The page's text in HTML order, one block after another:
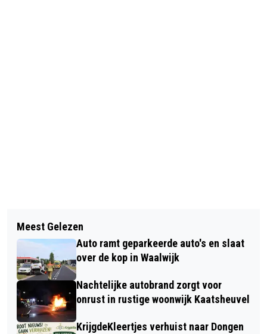
100.000 EURO UITGELOOFD VOOR
GOUDEN TIP IN COLDCASE-ZAAK
HEIDY GOEDHART
ZELFVERTROUWEN EN KRACHT: EEN
GESLAAGDE WORKSHOP VOOR
VROUWEN
Meest Gelezen
Auto ramt geparkeerde auto's en slaat
over de kop in Waalwijk
Nachtelijke autobrand zorgt voor
onrust in rustige woonwijk Kaatsheuvel
KrijgdeKleertjes verhuist naar Dongen